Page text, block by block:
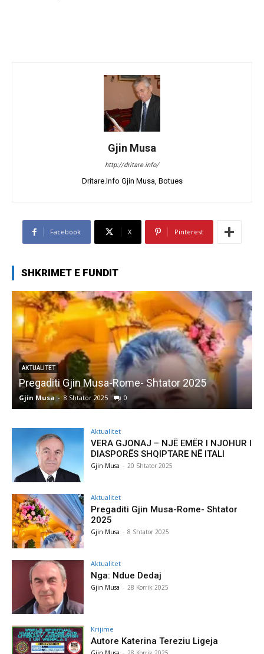
Gjin Musa
http://dritare.info/
Dritare.Info Gjin Musa, Botues
Facebook X Pinterest
SHKRIMET E FUNDIT
AKTUALITET
Pregaditi Gjin Musa-Rome- Shtator 2025
Gjin Musa - 8 Shtator 2025 0
Aktualitet
VERA GJONAJ – NJË EMËR I NJOHUR I
DIASPORËS SHQIPTARE NË ITALI
Gjin Musa - 20 Shtator 2025
Aktualitet
Pregaditi Gjin Musa-Rome- Shtator
2025
Gjin Musa - 8 Shtator 2025
Aktualitet
Nga: Ndue Dedaj
Gjin Musa - 28 Korrik 2025
Krijime
Autore Katerina Tereziu Ligeja